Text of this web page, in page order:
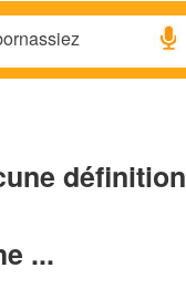
définition
...